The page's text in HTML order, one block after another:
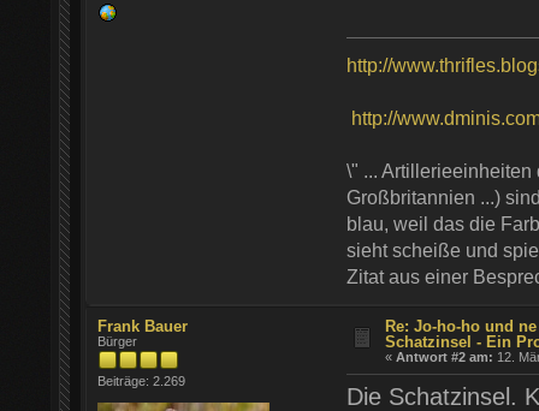
http://
http://
\" ...
Großbritannien ...)
blau, weil das die
sieht scheiße und
Zitat aus einer
Frank Bauer
Bürger
Beiträge: 2.269
Re: Jo-ho-ho und
Schatzinsel - Ein
«Antwort #2 am: 12.
Die Schatzinsel.